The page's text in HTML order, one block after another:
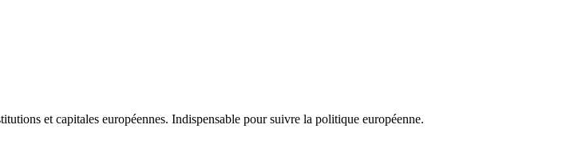
et capitales européennes. Indispensable pour suivre la politique européenne.